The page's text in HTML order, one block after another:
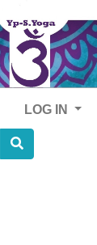
LOG IN